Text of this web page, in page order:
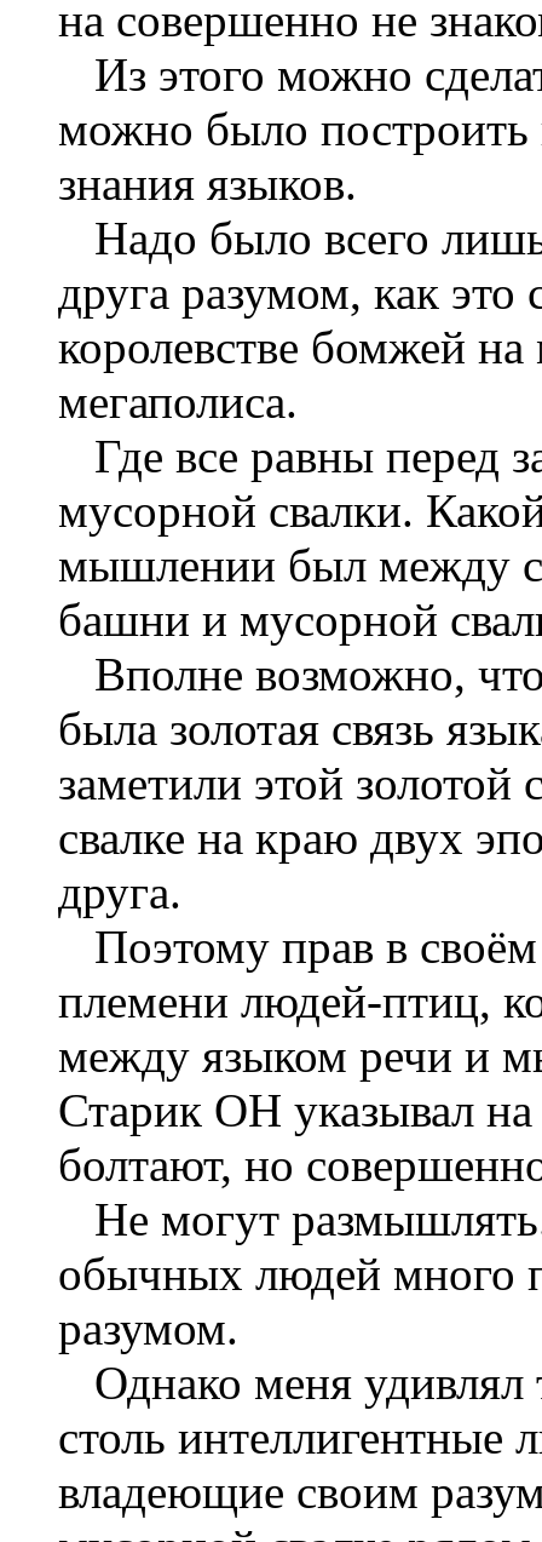
на совершенно не
Из этого можно
можно было
знания языков.
Надо было всего
друга разумом, как это
королевстве бомжей
мегаполиса.
Где все равны перед
мусорной свалки.
мышлении был между
башни и мусорной
Вполне возможно,
была золотая связь
заметили этой золотой
свалке на краю двух
друга.
Поэтому прав в
племени людей-птиц,
между языком речи и
Старик ОН указывал
болтают, но
Не могут
обычных людей много
разумом.
Однако меня удивлял
столь интеллигентные
владеющие своим